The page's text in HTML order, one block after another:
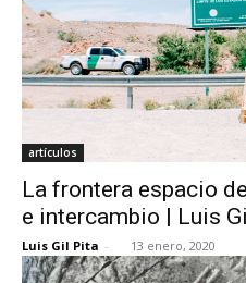
artículos
La frontera espacio
e intercambio | Luis
Luis Gil Pita - 13 enero, 2020